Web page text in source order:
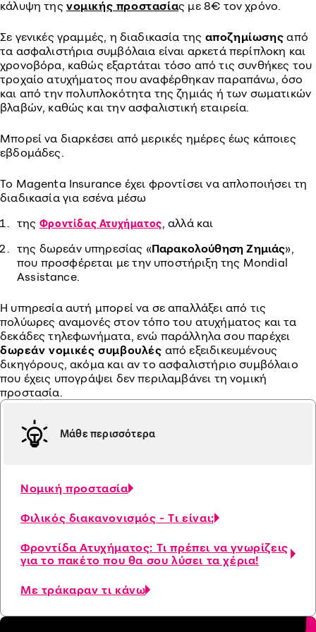
κάλυψη της νομικής προστασίας με 8€ τον χρόνο.
Σε γενικές γραμμές, η διαδικασία της αποζημίωσης από
τα ασφαλιστήρια συμβόλαια είναι αρκετά περίπλοκη και
χρονοβόρα, καθώς εξαρτάται τόσο από τις συνθήκες του
τροχαίο ατυχήματος που αναφέρθηκαν παραπάνω, όσο
και από την πολυπλοκότητα της ζημιάς ή των σωματικών
βλαβών, καθώς και την ασφαλιστική εταιρεία.
Μπορεί να διαρκέσει από μερικές ημέρες έως κάποιες
εβδομάδες.
Το Magenta Insurance έχει φροντίσει να απλοποιήσει τη
διαδικασία για εσένα μέσω
της Φροντίδας Ατυχήματος, αλλά και
της δωρεάν υπηρεσίας «Παρακολούθηση Ζημιάς»,
που προσφέρεται με την υποστήριξη της Mondial
Assistance.
Η υπηρεσία αυτή μπορεί να σε απαλλάξει από τις
πολύωρες αναμονές στον τόπο του ατυχήματος και τα
δεκάδες τηλεφωνήματα, ενώ παράλληλα σου παρέχει
δωρεάν νομικές συμβουλές από εξειδικευμένους
δικηγόρους, ακόμα και αν το ασφαλιστήριο συμβόλαιο
που έχεις υπογράψει δεν περιλαμβάνει τη νομική
προστασία.
Μάθε περισσότερα
Νομική προστασία
Φιλικός διακανονισμός - Τι είναι;
Φροντίδα Ατυχήματος: Τι πρέπει να γνωρίζεις
για το πακέτο που θα σου λύσει τα χέρια!
Με τράκαραν τι κάνω